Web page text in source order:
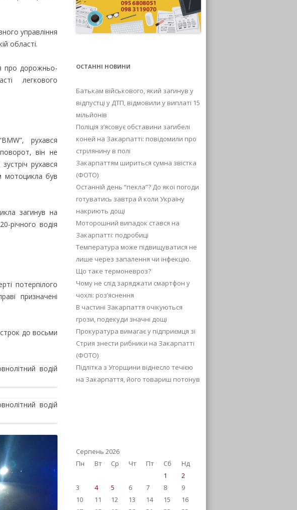
управління
області.
про дорожньо-
легкового
рухався
він не
рухався
мотоцикла був
загинув на
річного водія
потерпілого
призначені
до восьми
ОСТАННІ НОВИНИ
Батькам військового, який загинув у
відпустці у ДТП, відмовили у виплаті 15
мільйонів
Поліція з’ясовує обставини загибелі
коней на Закарпатті: повідомили про
стрілянину в полі
Закарпаттям шириться сумна звістка
(ФОТО)
Останній день “пекла”? До якої погоди
готуватись завтра й коли Україну
накриють дощі
Моторошний випадок стався на
Закарпатті: подробиці
Температура може підвищуватися не
лише через запалення чи інфекцію.
Що таке термоневроз?
Чому не слід заряджати смартфон у
чохлі: роз’яснення
В частині Закарпаття очікуються
грози, подекуди значні дощі
Прокуратура вимагає у підприємця зі
Стрия знести рибники на Закарпатті
(ФОТО)
Підлітка з Угорщини віднесло течією
на Закарпаття, його товариш потонув
Серпень 2026
Пн
Вт Ср Чт Пт Сб
Нд
1
2
3
4 5 6 7 8
9
10
11 12 13 14 15
16